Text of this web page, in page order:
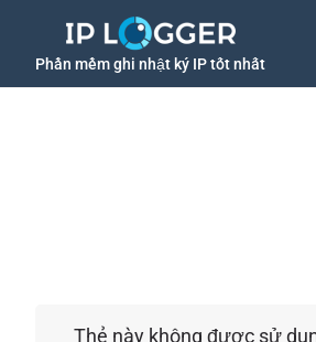
Phần mềm ghi nhật ký IP tốt nhất